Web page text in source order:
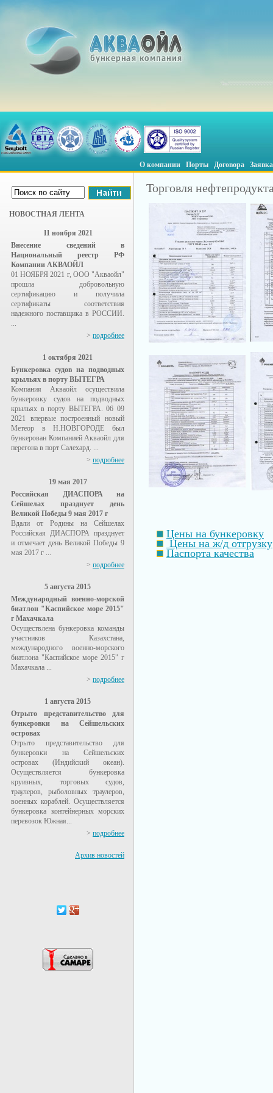
О компании Порты Договора Заявка
НОВОСТНАЯ ЛЕНТА
11 ноября 2021
Внесение сведений в
Национальный реестр РФ
Компании АКВАОЙЛ
01 НОЯБРЯ 2021 г, ООО "Акваойл"
прошла добровольную
сертификацию и получила
сертификаты соответствия
надежного поставщика в РОССИИ.
...
> подробнее
1 октября 2021
Бункеровка судов на подводных
крыльях в порту ВЫТЕГРА
Компания Акваойл осуществила
бункеровку судов на подводных
крыльях в порту ВЫТЕГРА. 06 09
2021 впервые построенный новый
Метеор в Н.НОВГОРОДЕ был
бункерован Компанией Акваойл для
перегона в порт Салехард. ...
> подробнее
19 мая 2017
Российская ДИАСПОРА на
Сейшелах празднует день
Великой Победы 9 мая 2017 г
Вдали от Родины на Сейшелах
Российская ДИАСПОРА празднует
и отмечает день Великой Победы 9
мая 2017 г ...
> подробнее
5 августа 2015
Международный военно-морской
биатлон "Каспийское море 2015"
г Махачкала
Осуществлена бункеровка команды
участников Казахстана,
международного военно-морского
биатлона "Каспийское море 2015" г
Махачкала ...
> подробнее
1 августа 2015
Отрыто представительство для
бункеровки на Сейшельских
островах
Отрыто представительство для
бункеровки на Сейшельских
островах (Индийский океан).
Осуществляется бункеровка
круизных, торговых судов,
траулеров, рыболовных траулеров,
военных кораблей. Осуществляется
бункеровка контейнерных морских
перевозок Южная...
> подробнее
Архив новостей
Торговля
Цены на бункеровку
Цены на ж/д отгрузку
Паспорта качества